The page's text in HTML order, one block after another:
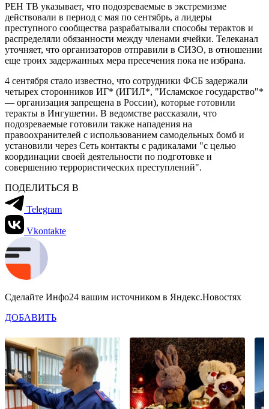
РЕН ТВ указывает, что подозреваемые в экстремизме
действовали в период с мая по сентябрь, а лидеры
преступного сообщества разрабатывали способы терактов и
распределяли обязанности между членами ячейки. Телеканал
уточняет, что организаторов отправили в СИЗО, в отношении
еще троих задержанных мера пресечения пока не избрана.
4 сентября стало известно, что сотрудники ФСБ задержали
четырех сторонников ИГ* (ИГИЛ*, "Исламское государство"*
— организация запрещена в России), которые готовили
теракты в Ингушетии. В ведомстве рассказали, что
подозреваемые готовили также нападения на
правоохранителей с использованием самодельных бомб и
установили через Сеть контакты с радикалами "с целью
координации своей деятельности по подготовке и
совершению террористических преступлений".
ПОДЕЛИТЬСЯ В
Telegram
Vkontakte
Сделайте Инфо24 вашим источником в Яндекс.Новостях
ДОБАВИТЬ